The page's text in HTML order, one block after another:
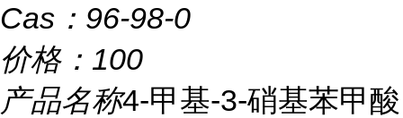
Cas： 96-98-0
价格： 100
产品名称4-甲基-3-硝基苯甲酸